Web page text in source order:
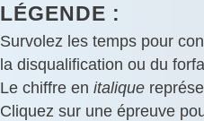
LÉGENDE :
Survolez les temps pour
la disqualification ou du
Le chiffre en italique
Cliquez sur une épreuve